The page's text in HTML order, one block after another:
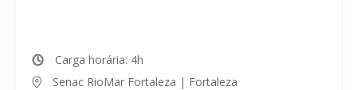
Carga horária: 4h
Senac RioMar Fortaleza | Fortaleza